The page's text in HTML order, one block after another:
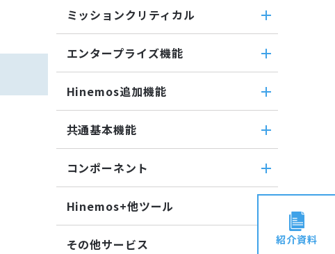
バイナリファイル監視
収集値統合監視
相関係数監視
ログ件数監視
システムログ監視
JMX監視
SNMP監視
HTTP監視
コマンドジョブ
参照ジョブ
環境構築機能
ジョブセッション
実行契機
ジョブ連携送信ジョブ
ファイルチェックジョブ
ダウンロード
蓄積
収集
ミッションクリティカル
ミッションクリティカル
エンタープライズ機能
Grafana
レポーティング
ノードマップ
ジョブマップ
Hinemos追加機能
ード
Hinemosセキュリティオプション
共通基本機能
メンテナンス
アカウント
コンポーネント
Hinemosクライアント
Hinemos+他ツール
その他サービス 紹介資料